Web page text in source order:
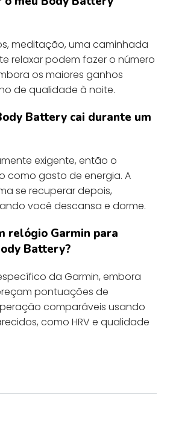
meditação, uma caminhada
relaxar podem fazer o número
os maiores ganhos
de qualidade à noite.
Battery cai durante um
exigente, então o
como gasto de energia. A
se recuperar depois,
você descansa e dorme.
relógio Garmin para
Battery?
da Garmin, embora
pontuações de
comparáveis usando
como HRV e qualidade